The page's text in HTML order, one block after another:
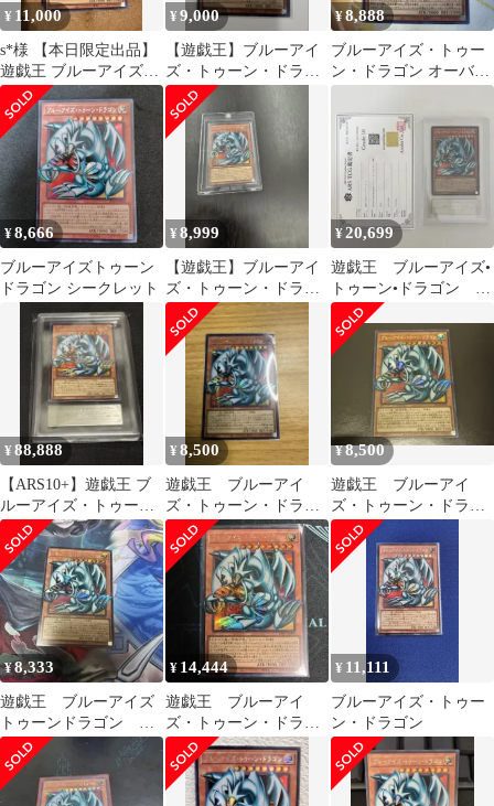
¥ 11,000
s*様 【本日限定出品】
遊戯王 ブルーアイズト
ゥーンドラゴン
¥9,000
【遊戯王】ブルーアイ
ズ・トゥーン・ドラゴ
ン【オーバーフレー
ム、シク】
¥8,888
ブルーアイズ・トゥー
ン・ドラゴン オーバー
フレーム シークレット
¥8,666
ブルーアイズトゥーン
ドラゴン シークレット
¥8,999
【遊戯王】ブルーアイ
ズ・トゥーン・ドラゴ
ン オーバーフレーム
¥20,699
遊戯王 ブルーアイズ•
トゥーン•ドラゴン シ
ークレット ARS10
¥88,888
【ARS10+】遊戯王 ブ
ルーアイズ・トゥー
ン・ドラゴン オーバー
フレーム シク
¥8,500
遊戯王 ブルーアイ
ズ・トゥーン・ドラゴ
ン オーバーフレーム
¥8,500
遊戯王 ブルーアイ
ズ・トゥーン・ドラゴ
ン オーバーフレー
ム シク
¥8,333
遊戯王 ブルーアイズ
トゥーンドラゴン オ
ーバーフレーム
¥ 14,444
遊戯王 ブルーアイ
ズ・トゥーン・ドラゴ
ン シークレット オ
ーバーフレーム
¥ 11,111
ブルーアイズ・トゥー
ン・ドラゴン